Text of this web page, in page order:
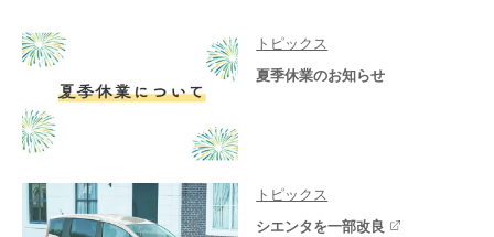
トピックス
夏季休業のお知らせ
トピックス
シエンタを一部改良